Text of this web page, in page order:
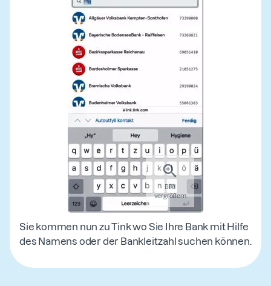
Bild
vergrößern
Sie kommen nun zu Tink wo Sie Ihre Bank mit Hilfe
des Namens oder der Bankleitzahl suchen können.